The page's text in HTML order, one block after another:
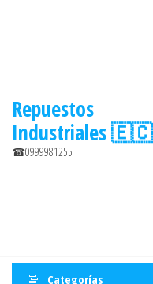
Repuestos
Industriales 🇪🇨
☎0999981255
Categorías